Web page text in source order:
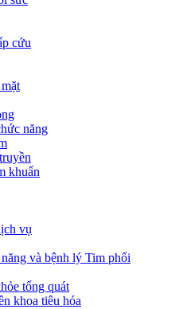
cứu
năng
khuẩn
vụ
và bệnh lý Tim phổi
tổng quát
khoa tiêu hóa